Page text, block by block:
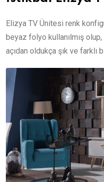
Elizya TV Ünitesi renk
beyaz folyo kullanılmış
açıdan oldukça şık ve farklı